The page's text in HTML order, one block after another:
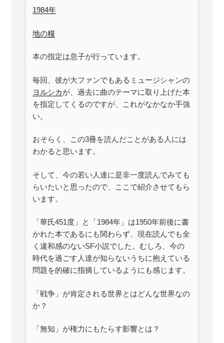
1984年
地の糧
本の指定は息子が行っています。
毎回、彼が大ファンでもあるミュージシャンの
ヨルシカが、過去に曲のテーマに取り上げた本
を指定してくるのですが、これがなかなか手強
い。
おそらく、この3冊を読んだことがある人には
わかると思います。
そして、今の若い人達に是非一度読んでみても
らいたいと思ったので、ここで紹介させてもら
います。
「華氏451度」と「1984年」は1950年前後に書
かれた本であるにも関わらず、現在読んでも全
く違和感のないSF小説でした。むしろ、今の
時代を過ごす人達が知らないうちに抱えている
問題を的確に指摘しているようにも感じます。
「戦争」が肯定される世界とはどんな世界なの
か？
「無知」が権力にもたらす影響とは？